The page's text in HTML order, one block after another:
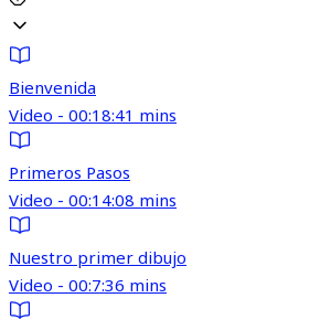
Bienvenida
Video - 00:18:41 mins
Primeros Pasos
Video - 00:14:08 mins
Nuestro primer dibujo
Video - 00:7:36 mins